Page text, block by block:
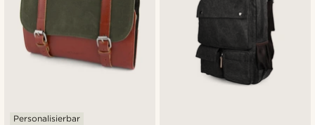
Personalisierbar